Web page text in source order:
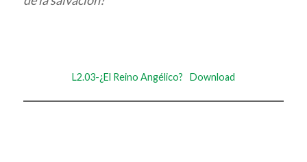
L2.03-¿El Reino Angélico? Download